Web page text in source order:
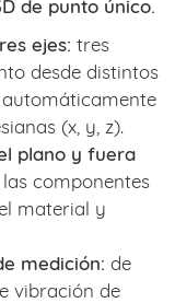
de punto único.
ejes: tres
desde distintos
(x, y, z).
plano y fuera
componentes
material y
medición: de
vibración de